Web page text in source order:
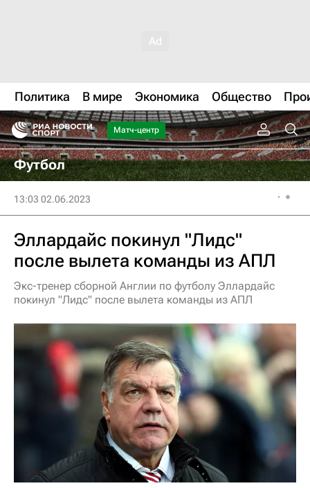
Политика В мире Экономика Общество
Матч-центр
Футбол
13:03 02.06.2023
Эллардайс покинул "Лидс"
после вылета команды из АПЛ
Экс-тренер сборной Англии по футболу Эллардайс
покинул "Лидс" после вылета команды из АПЛ